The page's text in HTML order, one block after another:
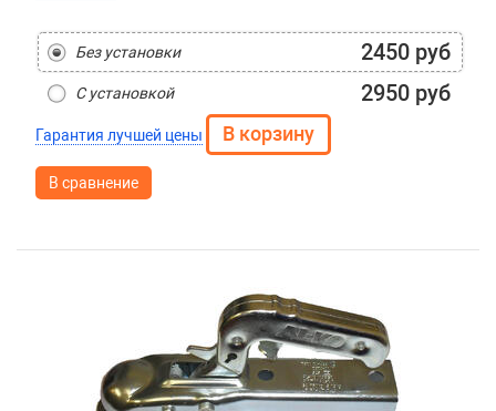
Без установки 2450 руб
С установкой 2950 руб
Гарантия лучшей цены
В сравнение